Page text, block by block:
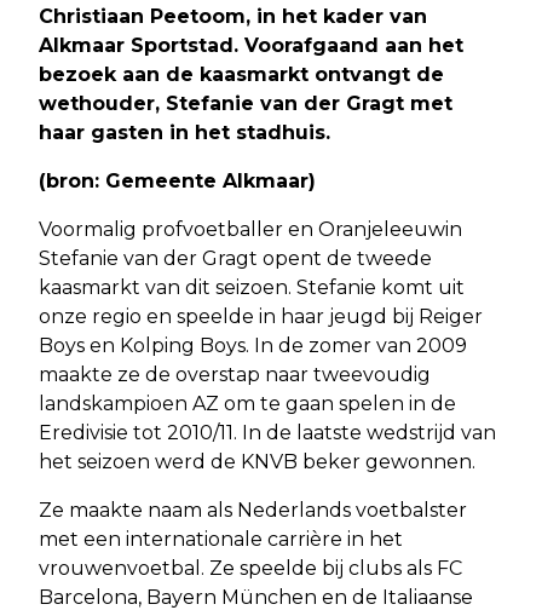
Christiaan Peetoom, in het kader van
Alkmaar Sportstad. Voorafgaand aan het
bezoek aan de kaasmarkt ontvangt de
wethouder, Stefanie van der Gragt met
haar gasten in het stadhuis.
(bron: Gemeente Alkmaar)
Voormalig profvoetballer en Oranjeleeuwin
Stefanie van der Gragt opent de tweede
kaasmarkt van dit seizoen. Stefanie komt uit
onze regio en speelde in haar jeugd bij Reiger
Boys en Kolping Boys. In de zomer van 2009
maakte ze de overstap naar tweevoudig
landskampioen AZ om te gaan spelen in de
Eredivisie tot 2010/11. In de laatste wedstrijd van
het seizoen werd de KNVB beker gewonnen.
Ze maakte naam als Nederlands voetbalster
met een internationale carrière in het
vrouwenvoetbal. Ze speelde bij clubs als FC
Barcelona, Bayern München en de Italiaanse